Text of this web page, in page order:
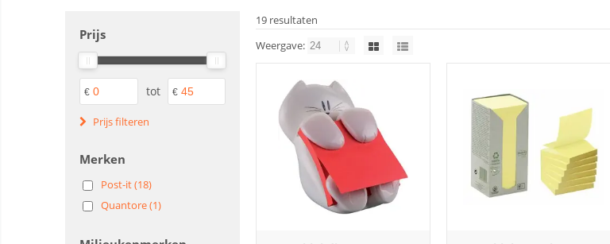
Prijs
€ tot €
Prijs filteren
Merken
Post-it (18)
Quantore (1)
19 resultaten
Weergave: